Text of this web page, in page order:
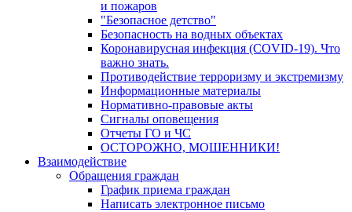
и пожаров
"Безопасное детство"
Безопасность на водных объектах
Коронавирусная инфекция (COVID-19). Что
важно знать.
Противодействие терроризму и экстремизму
Информационные материалы
Нормативно-правовые акты
Сигналы оповещения
Отчеты ГО и ЧС
ОСТОРОЖНО, МОШЕННИКИ!
Взаимодействие
Обращения граждан
График приема граждан
Написать электронное письмо